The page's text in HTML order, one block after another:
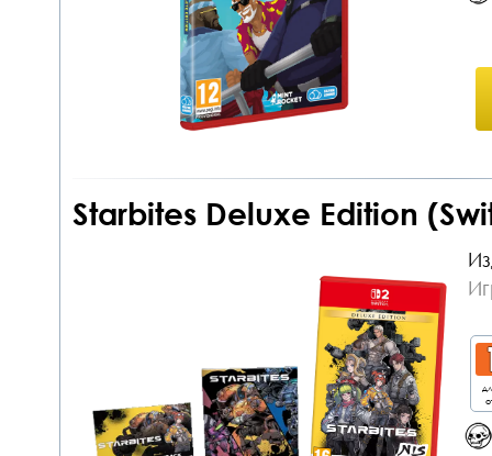
Starbites Deluxe Edition